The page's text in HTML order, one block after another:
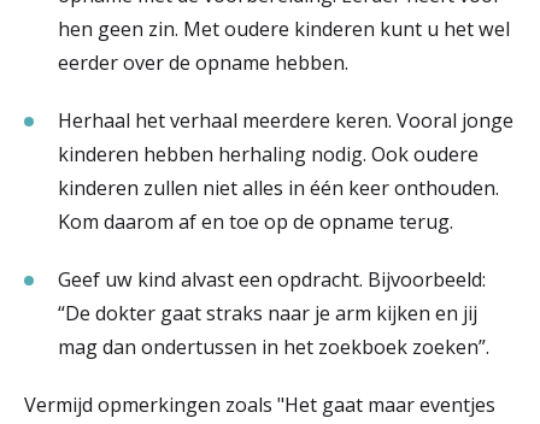
hen geen zin. Met oudere kinderen kunt u het wel
eerder over de opname hebben.
Herhaal het verhaal meerdere keren. Vooral jonge
kinderen hebben herhaling nodig. Ook oudere
kinderen zullen niet alles in één keer onthouden.
Kom daarom af en toe op de opname terug.
Geef uw kind alvast een opdracht. Bijvoorbeeld:
“De dokter gaat straks naar je arm kijken en jij
mag dan ondertussen in het zoekboek zoeken”.
Vermijd opmerkingen zoals "Het gaat maar eventjes